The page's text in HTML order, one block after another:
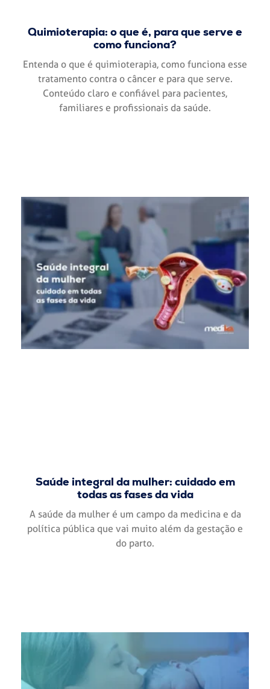
Quimioterapia: o que é, para que serve e
como funciona?
Entenda o que é quimioterapia, como funciona esse
tratamento contra o câncer e para que serve.
Conteúdo claro e confiável para pacientes,
familiares e profissionais da saúde.
Saúde integral da mulher: cuidado em
todas as fases da vida
A saúde da mulher é um campo da medicina e da
política pública que vai muito além da gestação e
do parto.